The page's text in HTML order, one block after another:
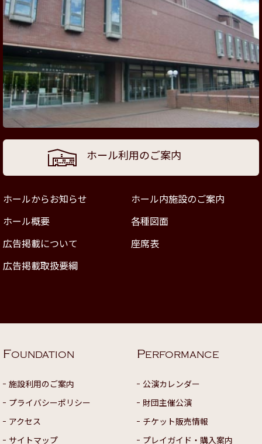
ホール利用のご案内
ホールからお知らせ
ホール内施設のご案内
ホール概要
各種図面
広告掲載について
座席表
広告掲載取扱要綱
FOUNDATION
施設利用のご案内
プライバシーポリシー
アクセス
サイトマップ
PERFORMANCE
公演カレンダー
財団主催公演
チケット販売情報
プレイガイド・購入案内